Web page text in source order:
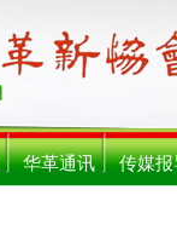
华革通讯 传媒报